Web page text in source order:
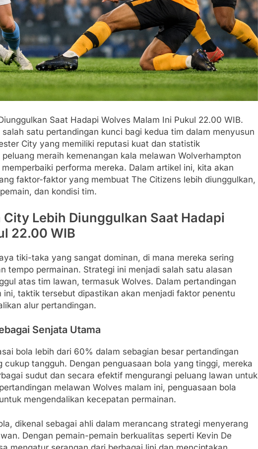
Saat Hadapi Wolves Malam Ini Pukul 22.00 WIB.
satu pertandingan kunci bagi kedua tim dalam menyusun
City yang memiliki reputasi kuat dan statistik
meraih kemenangan kala melawan Wolverhampton
performa mereka. Dalam artikel ini, kita akan
faktor-faktor yang membuat The Citizens lebih diunggulkan,
dan kondisi tim.
Lebih Diunggulkan Saat Hadapi
22.00 WIB
tiki-taka yang sangat dominan, di mana mereka sering
tempo permainan. Strategi ini menjadi salah satu alasan
atas tim lawan, termasuk Wolves. Dalam pertandingan
taktik tersebut dipastikan akan menjadi faktor penentu
alur pertandingan.
Senjata Utama
bola lebih dari 60% dalam sebagian besar pertandingan
tangguh. Dengan penguasaan bola yang tinggi, mereka
sudut dan secara efektif mengurangi peluang lawan untuk
melawan Wolves malam ini, penguasaan bola
mengendalikan kecepatan permainan.
dikenal sebagai ahli dalam merancang strategi menyerang
Dengan pemain-pemain berkualitas seperti Kevin De